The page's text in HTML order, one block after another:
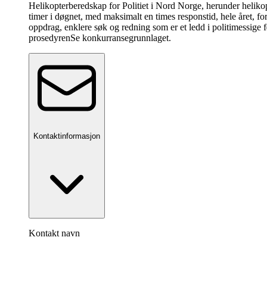
Helikopterberedskap for Politiet i Nord Norge, herunder
timer i døgnet, med maksimalt en times responstid, hele året,
oppdrag, enklere søk og redning som er et ledd i
prosedyrenSe konkurransegrunnlaget.
Kontaktinformasjon
Kontakt navn